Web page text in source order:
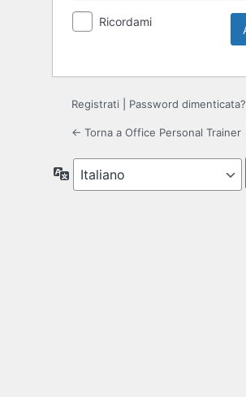
Ricordami
Registrati Password dimenticata?
← Torna a Office Personal Trainer
Lingua